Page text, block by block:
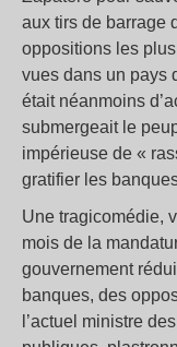
aux tirs de barrage
oppositions les
vues dans un pays
était néanmoins
submergeait le
impérieuse de «
gratifier les
Une tragicomédie,
mois de la
gouvernement
banques, des
l’actuel ministre